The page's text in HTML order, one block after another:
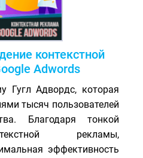
контекстной
Adwords
Гугл Адвордс, которая
тысяч пользователей
Благодаря тонкой
рекламы,
эффективность